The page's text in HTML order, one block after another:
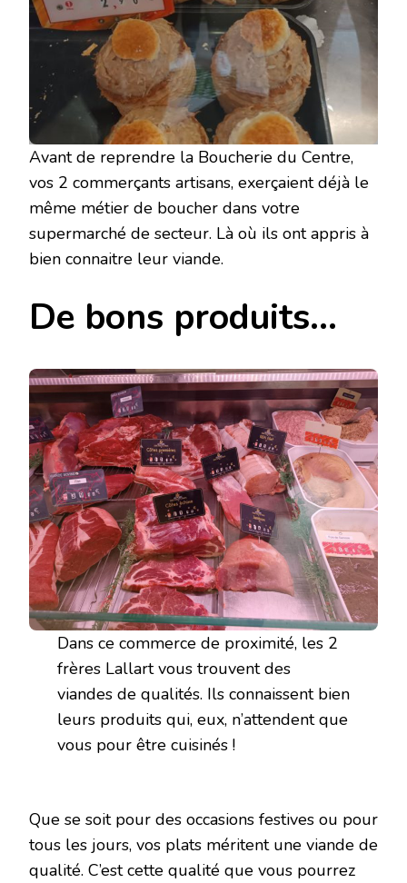
Avant de reprendre la Boucherie du Centre,
vos 2 commerçants artisans, exerçaient déjà le
même métier de boucher dans votre
supermarché de secteur. Là où ils ont appris à
bien connaitre leur viande.
De bons produits…
Dans ce commerce de proximité, les 2
frères Lallart vous trouvent des
viandes de qualités. Ils connaissent bien
leurs produits qui, eux, n’attendent que
vous pour être cuisinés !
Que se soit pour des occasions festives ou pour
tous les jours, vos plats méritent une viande de
qualité. C’est cette qualité que vous pourrez